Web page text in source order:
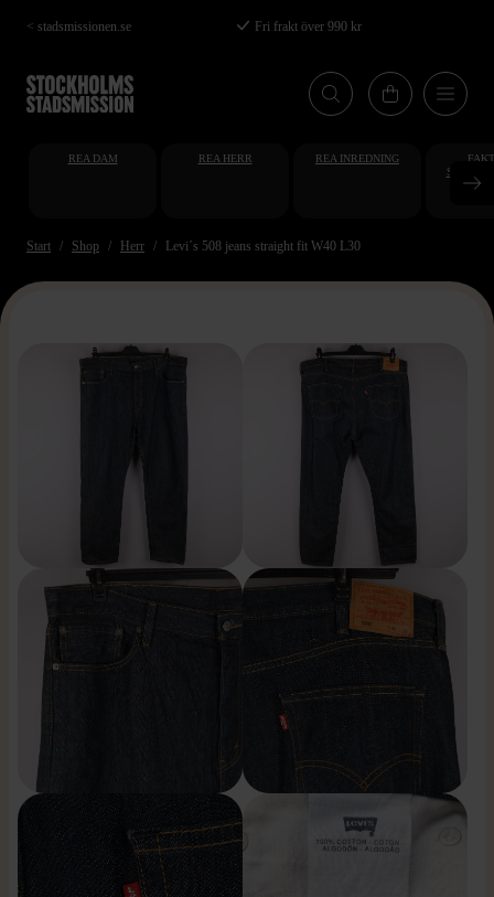
Hoppa
till
huvudinnehåll
< stadsmissionen.se Fri frakt över 990 kr
REA DAM REA HERR REA INREDNING
Start Shop Herr Levi´s 508 jeans straight fit W40 L30